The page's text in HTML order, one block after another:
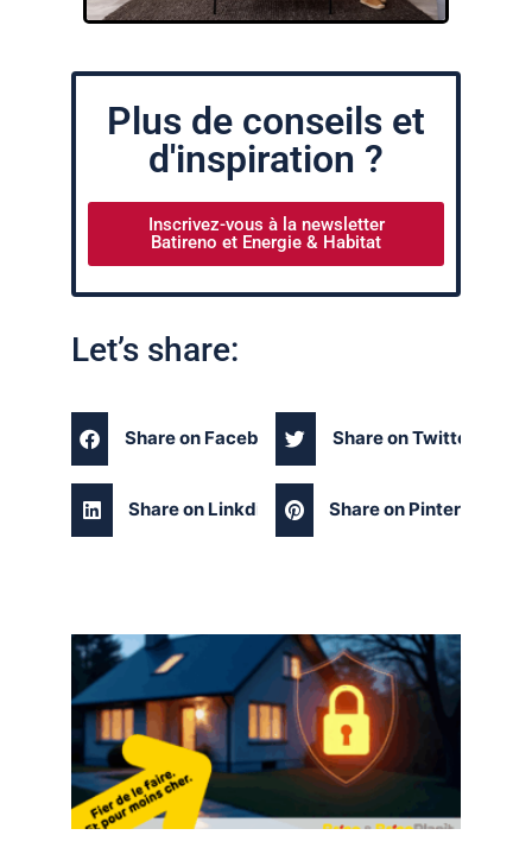
Plus de conseils et
d'inspiration ?
Inscrivez-vous à la newsletter
Batireno et Energie & Habitat
Let’s share:
Share on Facebook Share on Twitter
Share on Linkdin Share on Pinterest